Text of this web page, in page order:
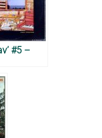
#5 –